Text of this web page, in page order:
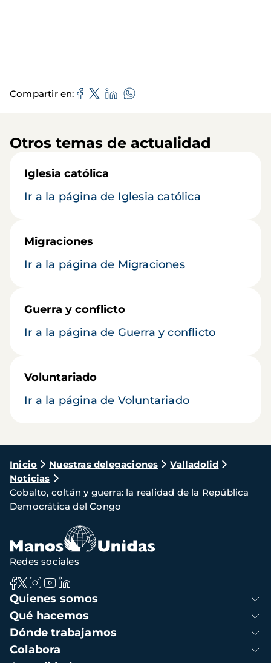
Compartir en
Otros temas de actualidad
Iglesia católica
Ir a la página de Iglesia católica
Migraciones
Ir a la página de Migraciones
Guerra y conflicto
Ir a la página de Guerra y conflicto
Voluntariado
Ir a la página de Voluntariado
Ruta
de
navegación
Inicio Nuestras delegaciones
Valladolid
Noticias
Cobalto, coltán y guerra: la realidad de la República
Democrática del Congo
Navegación
principal
Quienes somos
Qué hacemos
Dónde trabajamos
Colabora
Redes sociales